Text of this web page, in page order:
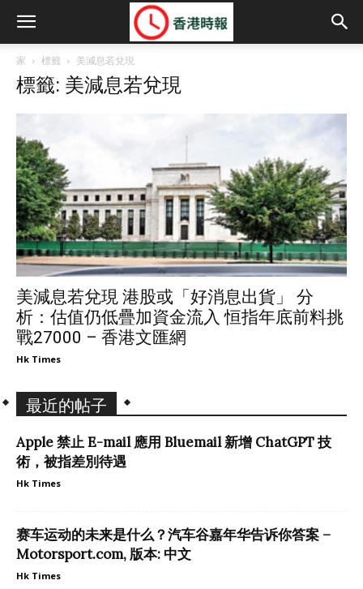
家 標籤 美減息若兌現
標籤: 美減息若兌現
美減息若兌現 港股或「好消息出貨」 分
析：估值仍低疊加資金流入 恒指年底前料挑
戰27000 – 香港文匯網
Hk Times
最近的帖子
Apple 禁止 E-mail 應用 Bluemail 新增 ChatGPT 技
術，被指差別待遇
Hk Times
赛车运动的未来是什么？汽车谷嘉年华告诉你答案 –
Motorsport.com, 版本: 中文
Hk Times